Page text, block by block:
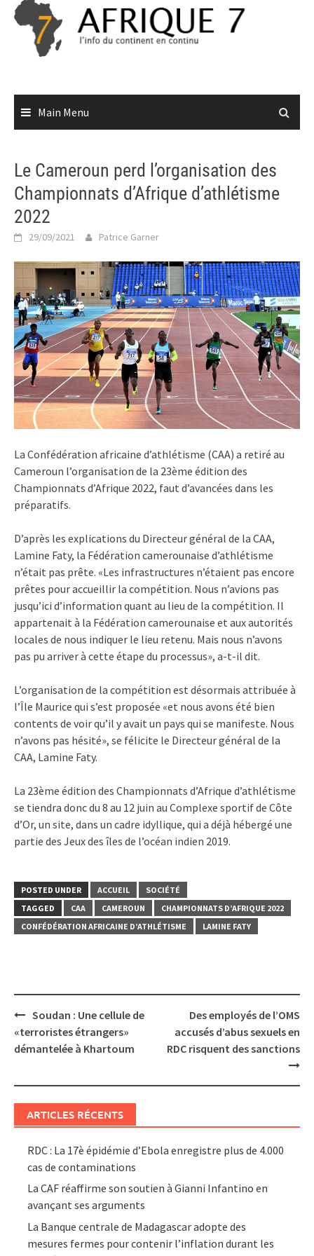
Skip
content
Main Menu
Le Cameroun perd l’organisation des
Championnats d’Afrique d’athlétisme
2022
29/09/2021 Patrice Garner
La Confédération africaine d’athlétisme (CAA) a retiré au
Cameroun l’organisation de la 23ème édition des
Championnats d’Afrique 2022, faut d’avancées dans les
préparatifs.
D’après les explications du Directeur général de la CAA,
Lamine Faty, la Fédération camerounaise d’athlétisme
n’était pas prête. «Les infrastructures n’étaient pas encore
prêtes pour accueillir la compétition. Nous n’avions pas
jusqu’ici d’information quant au lieu de la compétition. Il
appartenait à la Fédération camerounaise et aux autorités
locales de nous indiquer le lieu retenu. Mais nous n’avons
pas pu arriver à cette étape du processus», a-t-il dit.
L’organisation de la compétition est désormais attribuée à
l’Île Maurice qui s’est proposée «et nous avons été bien
contents de voir qu’il y avait un pays qui se manifeste. Nous
n’avons pas hésité», se félicite le Directeur général de la
CAA, Lamine Faty.
La 23ème édition des Championnats d’Afrique d’athlétisme
se tiendra donc du 8 au 12 juin au Complexe sportif de Côte
d’Or, un site, dans un cadre idyllique, qui a déjà hébergé une
partie des Jeux des îles de l’océan indien 2019.
POSTED UNDER ACCUEIL
SOCIÉTÉ
TAGGED
CAA CAMEROUN
CHAMPIONNATS D’AFRIQUE 2022
CONFÉDÉRATION AFRICAINE D’ATHLÉTISME
LAMINE FATY
Post
navigation
Soudan : Une cellule de
«terroristes étrangers»
démantelée à Khartoum
Des employés de l’OMS
accusés d’abus sexuels en
RDC risquent des sanctions
ARTICLES RÉCENTS
RDC : La 17è épidémie d’Ebola enregistre plus de 4.000
cas de contaminations
La CAF réaffirme son soutien à Gianni Infantino en
avançant ses arguments
La Banque centrale de Madagascar adopte des
mesures fermes pour contenir l’inflation durant les